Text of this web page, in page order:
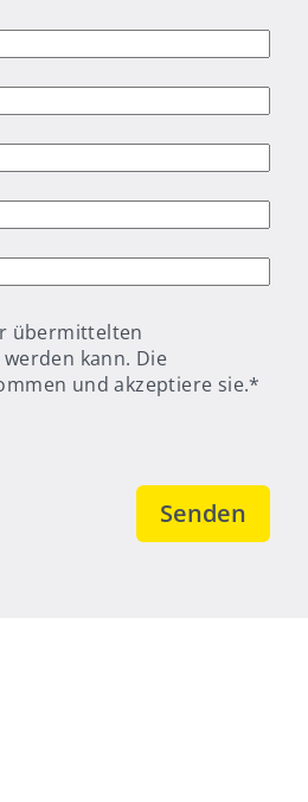
übermittelten
kann. Die
und akzeptiere sie.*